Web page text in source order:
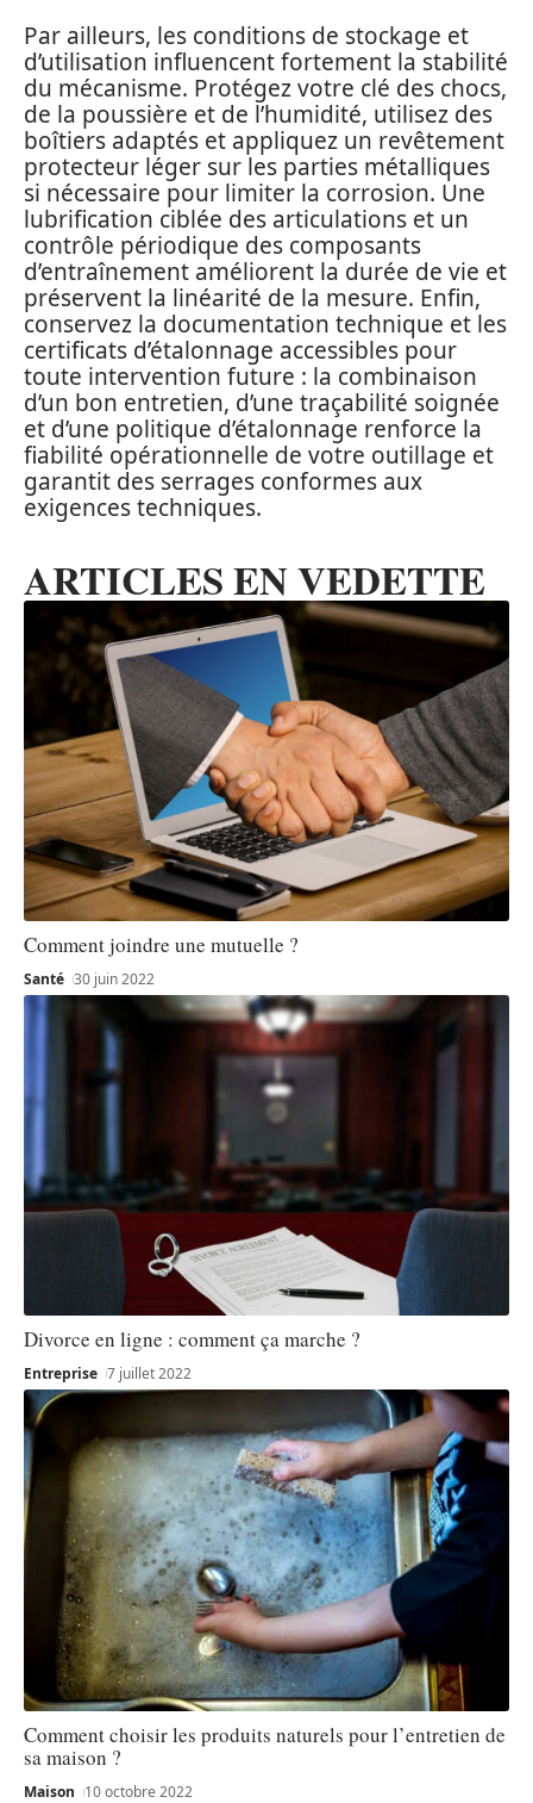
Par ailleurs, les conditions de stockage et
d’utilisation influencent fortement la stabilité
du mécanisme. Protégez votre clé des chocs,
de la poussière et de l’humidité, utilisez des
boîtiers adaptés et appliquez un revêtement
protecteur léger sur les parties métalliques
si nécessaire pour limiter la corrosion. Une
lubrification ciblée des articulations et un
contrôle périodique des composants
d’entraînement améliorent la durée de vie et
préservent la linéarité de la mesure. Enfin,
conservez la documentation technique et les
certificats d’étalonnage accessibles pour
toute intervention future : la combinaison
d’un bon entretien, d’une traçabilité soignée
et d’une politique d’étalonnage renforce la
fiabilité opérationnelle de votre outillage et
garantit des serrages conformes aux
exigences techniques.
ARTICLES EN VEDETTE
Comment joindre une mutuelle ?
Santé 30 juin 2022
Divorce en ligne : comment ça marche ?
Entreprise 7 juillet 2022
Comment choisir les produits naturels pour l’entretien de
sa maison ?
Maison 10 octobre 2022